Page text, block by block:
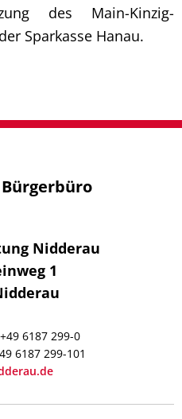
des Main-Kinzig-
Sparkasse Hanau.
Nidderau
1
+49 6187 299-0
6187 299-101